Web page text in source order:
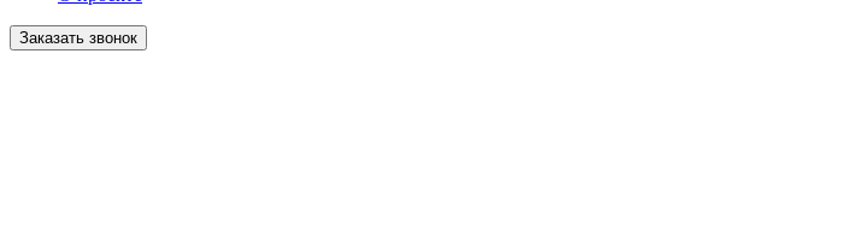
Заказать звонок